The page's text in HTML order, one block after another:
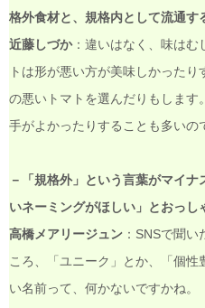
格外食材と、規格内として流通す
近藤しづか：違いはなく、味はむ
トは形が悪い方が美味しかった
の悪いトマトを選んだりもします
手がよかったりすることも多いの
－「規格外」という言葉がマイ
いネーミングがほしい」とおっし
高橋メアリージュン ：SNSで聞
ころ、「ユニーク」とか、「個
い名前って、何かないですかね。